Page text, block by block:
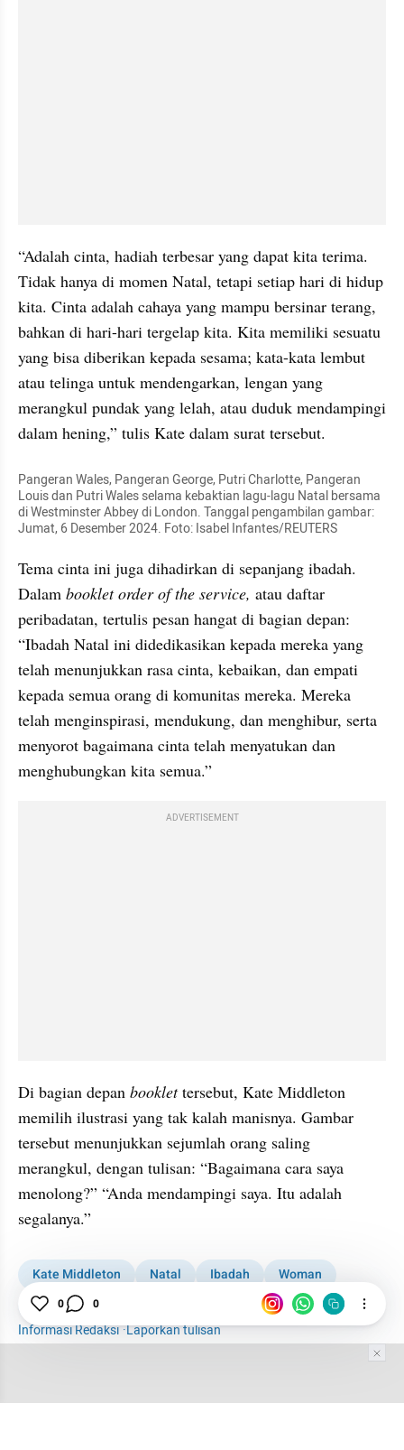
“Adalah cinta, hadiah terbesar yang dapat kita terima.
Tidak hanya di momen Natal, tetapi setiap hari di hidup
kita. Cinta adalah cahaya yang mampu bersinar terang,
bahkan di hari-hari tergelap kita. Kita memiliki sesuatu
yang bisa diberikan kepada sesama; kata-kata lembut
atau telinga untuk mendengarkan, lengan yang
merangkul pundak yang lelah, atau duduk mendampingi
dalam hening,” tulis Kate dalam surat tersebut.
Pangeran Wales, Pangeran George, Putri Charlotte, Pangeran
Louis dan Putri Wales selama kebaktian lagu-lagu Natal bersama
di Westminster Abbey di London. Tanggal pengambilan gambar:
Jumat, 6 Desember 2024. Foto: Isabel Infantes/REUTERS
Tema cinta ini juga dihadirkan di sepanjang ibadah.
Dalam booklet order of the service, atau daftar
peribadatan, tertulis pesan hangat di bagian depan:
“Ibadah Natal ini didedikasikan kepada mereka yang
telah menunjukkan rasa cinta, kebaikan, dan empati
kepada semua orang di komunitas mereka. Mereka
telah menginspirasi, mendukung, dan menghibur, serta
menyorot bagaimana cinta telah menyatukan dan
menghubungkan kita semua.”
ADVERTISEMENT
Di bagian depan booklet tersebut, Kate Middleton
memilih ilustrasi yang tak kalah manisnya. Gambar
tersebut menunjukkan sejumlah orang saling
merangkul, dengan tulisan: “Bagaimana cara saya
menolong?” “Anda mendampingi saya. Itu adalah
segalanya.”
Kate Middleton Natal Ibadah
Woman
Fashion
Informasi Redaksi·Laporkan tulisan
0 0